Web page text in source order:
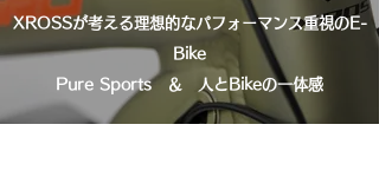
XROSSが考える理想的なパフォーマンス重視のE-
Bike
Pure Sports ＆ 人とBikeの一体感